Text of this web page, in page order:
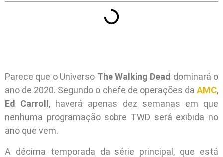
Parece que o Universo The Walking Dead dominará o
ano de 2020. Segundo o chefe de operações da AMC,
Ed Carroll , haverá apenas dez semanas em que
nenhuma programação sobre TWD será exibida no
ano que vem.
A décima temporada da série principal, que está